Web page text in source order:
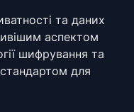
та даних
аспектом
шифрування та
для